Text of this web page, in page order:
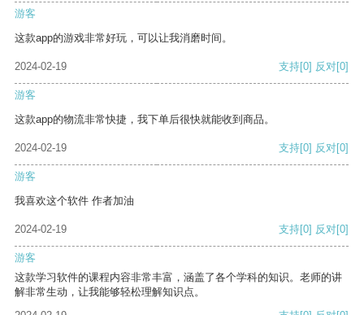
游客
这款app的游戏非常好玩，可以让我消磨时间。
2024-02-19 支持[0] 反对[0]
游客
这款app的物流非常快捷，我下单后很快就能收到商品。
2024-02-19 支持[0] 反对[0]
游客
我喜欢这个软件 作者加油
2024-02-19 支持[0] 反对[0]
游客
这款学习软件的课程内容非常丰富，涵盖了各个学科的知识。老师的讲
解非常生动，让我能够轻松理解知识点。